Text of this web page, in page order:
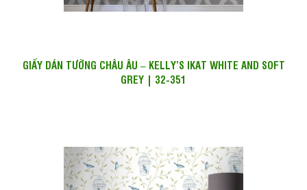
GIẤY DÁN TƯỜNG CHÂU ÂU – KELLY’S IKAT WHITE AND SOFT
GREY | 32-351